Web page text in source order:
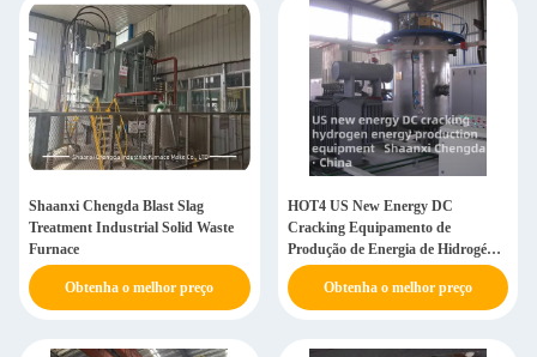
Shaanxi Chengda Blast Slag
Treatment Industrial Solid Waste
Furnace
Obtenha o melhor preço
HOT4 US New Energy DC
Cracking Equipamento de
Produção de Energia de Hidrogénio
para Centrais Elétricas
Obtenha o melhor preço